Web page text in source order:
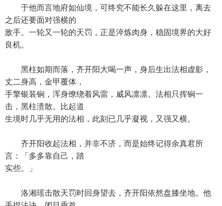
于他而言地府如仙境，可终究不能长久躲在这里，离去
之后还要面对强横的
敌手。一轮又一轮的天罚，正是淬炼肉身，稳固境界的大好
良机。
黑柱如期而落，齐开阳大喝一声，身后生出法相虚影，
丈二身高，金甲覆体，
手擎银装锏，浑身缭绕着风雷，威风凛凛。法相只挥锏一
击，黑柱溃散。比起道
生境时几乎无用的法相，此刻已几乎凝视，又强又横。
齐开阳收起法相，并非不济，而是始终记得余真君所
言：「多多靠自己，踏
实些。」
洛湘瑶击散天罚时回身望去，齐开阳依然盘膝坐地。他